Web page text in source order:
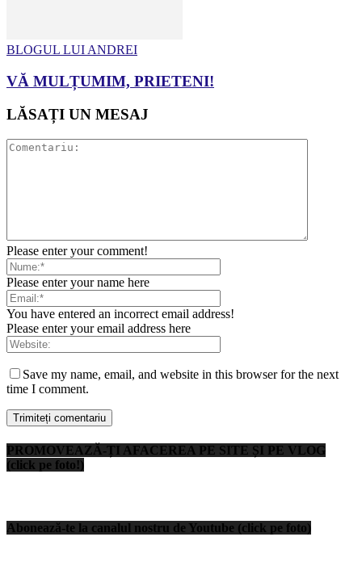
BLOGUL LUI ANDREI
VĂ MULȚUMIM, PRIETENI!
LĂSAȚI UN MESAJ
Please enter your comment!
Please enter your name here
You have entered an incorrect email address!
Please enter your email address here
Save my name, email, and website in this browser for the next
time I comment.
PROMOVEAZĂ-ȚI AFACEREA PE SITE ȘI PE VLOG
(click pe foto!)
Abonează-te la canalul nostru de Youtube (click pe foto)